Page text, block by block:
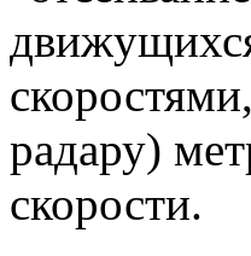
радару)
скорости.